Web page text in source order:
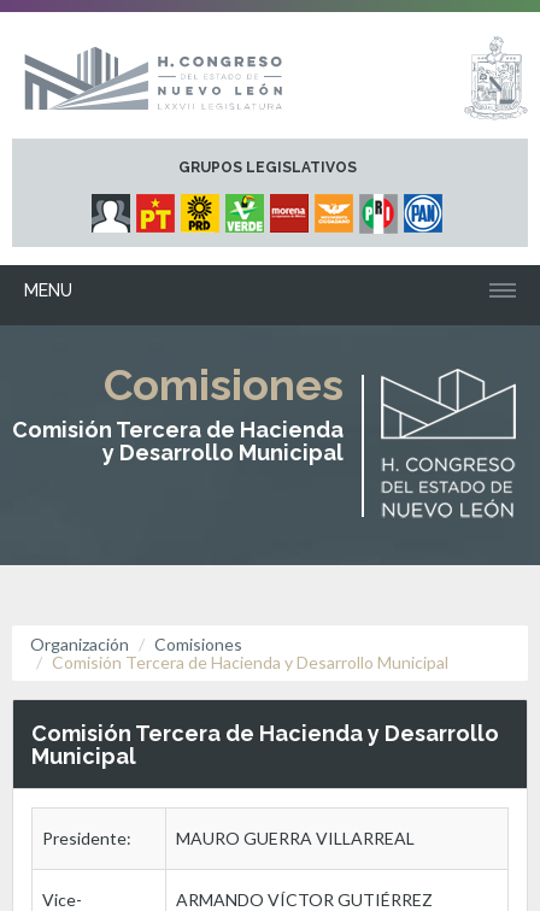
GRUPOS LEGISLATIVOS
MENU
Comisiones
Comisión Tercera de Hacienda
y Desarrollo Municipal
Organización
Comisiones
Comisión Tercera de Hacienda y Desarrollo Municipal
Comisión Tercera de Hacienda y Desarrollo
Municipal
Presidente: MAURO GUERRA VILLARREAL
Vice-
ARMANDO VÍCTOR GUTIÉRREZ